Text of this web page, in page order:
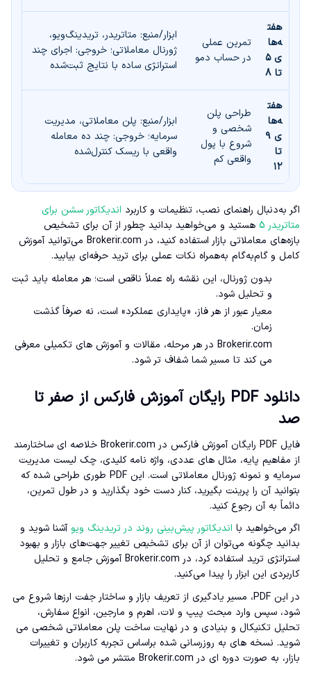
هفت
ه‌ها
ی ۵
تا ۸
تمرین عملی
در حساب دمو
ابزار/منبع: متاتریدر، تریدینگ‌ویو،
ژورنال معاملاتی؛ خروجی: اجرای چند
استراتژی ساده با نتایج ثبت‌شده
هفت
ه‌ها
ی ۹
تا
۱۲
طراحی پلن
شخصی و
شروع با پول
واقعی کم
ابزار/منبع: پلن معاملاتی، مدیریت
سرمایه؛ خروجی: چند ده معامله
واقعی با ریسک کنترل‌شده
اگر به‌دنبال راهنمای نصب، تنظیمات و کاربرد اندیکاتور سشن برای
متاتریدر 5
هستید و می‌خواهید بدانید چطور از آن برای تشخیص
بازه‌های معاملاتی بازار استفاده کنید، در Brokerir.com می‌توانید آموزش
کامل و گام‌به‌گام به‌همراه نکات عملی برای ترید حرفه‌ای بیابید.
بدون ژورنال، این نقشه راه عملاً ناقص است؛ هر معامله باید ثبت
و تحلیل شود.
معیار عبور از هر فاز، «پایداری عملکرد» است، نه صرفاً گذشت
زمان.
Brokerir.com در هر مرحله، مقالات و آموزش های تکمیلی معرفی
می کند تا مسیر شما شفاف تر شود.
دانلود PDF رایگان آموزش فارکس از صفر تا
صد
فایل PDF رایگان آموزش فارکس در Brokerir.com خلاصه ای ساختارمند
از مفاهیم پایه، مثال های عددی، واژه نامه کلیدی، چک لیست مدیریت
سرمایه و نمونه ژورنال معاملاتی است. این PDF طوری طراحی شده که
بتوانید آن را پرینت بگیرید، کنار دست خود بگذارید و در طول تمرین،
دائماً به آن رجوع کنید.
اگر می‌خواهید با اندیکاتور پیش‌بینی روند در تریدینگ ویو آشنا شوید و
بدانید چگونه می‌توان از آن برای تشخیص تغییر جهت‌های بازار و بهبود
استراتژی ترید استفاده کرد، در Brokerir.com آموزش جامع و تحلیل
کاربردی این ابزار را پیدا می‌کنید.
در این PDF، مسیر یادگیری از تعریف بازار و ساختار جفت ارزها شروع می
شود، سپس وارد مبحث پیپ و لات، اهرم و مارجین، انواع سفارش،
تحلیل تکنیکال و بنیادی و در نهایت ساخت پلن معاملاتی شخصی می
شوید. نسخه های به روزرسانی شده براساس تجربه کاربران و تغییرات
بازار، به صورت دوره ای در Brokerir.com منتشر می شود.